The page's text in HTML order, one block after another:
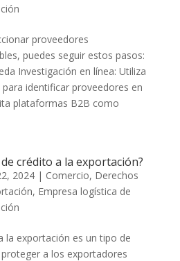
proveedores
puedes seguir estos pasos:
Investigación en línea: Utiliza
identificar proveedores en
plataformas B2B como
crédito a la exportación?
2024| Comercio, Derechos
, Empresa logística de
la exportación es un tipo de
a los exportadores